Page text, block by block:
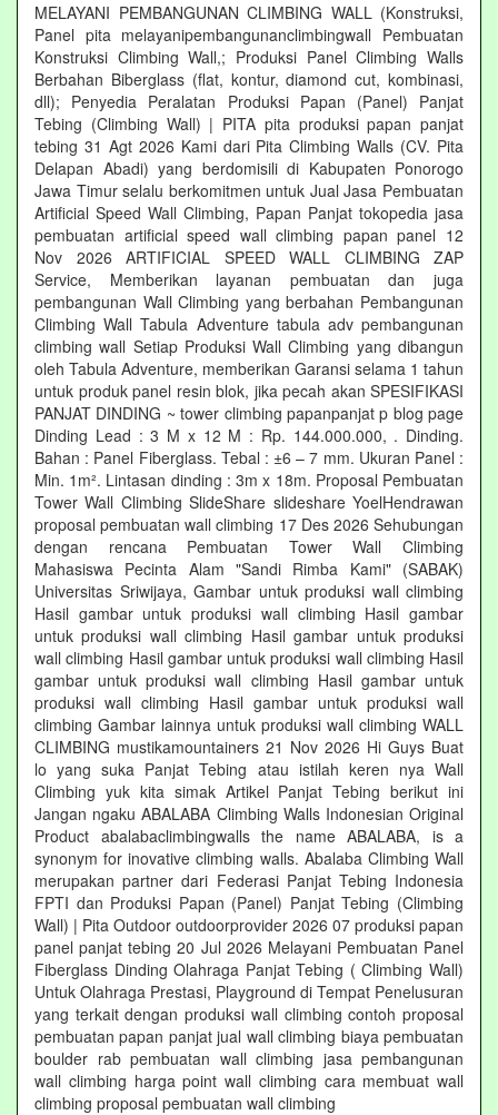
MELAYANI PEMBANGUNAN CLIMBING WALL (Konstruksi,
Panel pita melayanipembangunanclimbingwall Pembuatan
Konstruksi Climbing Wall,; Produksi Panel Climbing Walls
Berbahan Biberglass (flat, kontur, diamond cut, kombinasi,
dll); Penyedia Peralatan Produksi Papan (Panel) Panjat
Tebing (Climbing Wall) | PITA pita produksi papan panjat
tebing 31 Agt 2026 Kami dari Pita Climbing Walls (CV. Pita
Delapan Abadi) yang berdomisili di Kabupaten Ponorogo
Jawa Timur selalu berkomitmen untuk Jual Jasa Pembuatan
Artificial Speed Wall Climbing, Papan Panjat tokopedia jasa
pembuatan artificial speed wall climbing papan panel 12
Nov 2026 ARTIFICIAL SPEED WALL CLIMBING ZAP
Service, Memberikan layanan pembuatan dan juga
pembangunan Wall Climbing yang berbahan Pembangunan
Climbing Wall Tabula Adventure tabula adv pembangunan
climbing wall Setiap Produksi Wall Climbing yang dibangun
oleh Tabula Adventure, memberikan Garansi selama 1 tahun
untuk produk panel resin blok, jika pecah akan SPESIFIKASI
PANJAT DINDING ~ tower climbing papanpanjat p blog page
Dinding Lead : 3 M x 12 M : Rp. 144.000.000, . Dinding.
Bahan : Panel Fiberglass. Tebal : ±6 – 7 mm. Ukuran Panel :
Min. 1m². Lintasan dinding : 3m x 18m. Proposal Pembuatan
Tower Wall Climbing SlideShare slideshare YoelHendrawan
proposal pembuatan wall climbing 17 Des 2026 Sehubungan
dengan rencana Pembuatan Tower Wall Climbing
Mahasiswa Pecinta Alam "Sandi Rimba Kami" (SABAK)
Universitas Sriwijaya, Gambar untuk produksi wall climbing
Hasil gambar untuk produksi wall climbing Hasil gambar
untuk produksi wall climbing Hasil gambar untuk produksi
wall climbing Hasil gambar untuk produksi wall climbing Hasil
gambar untuk produksi wall climbing Hasil gambar untuk
produksi wall climbing Hasil gambar untuk produksi wall
climbing Gambar lainnya untuk produksi wall climbing WALL
CLIMBING mustikamountainers 21 Nov 2026 Hi Guys Buat
lo yang suka Panjat Tebing atau istilah keren nya Wall
Climbing yuk kita simak Artikel Panjat Tebing berikut ini
Jangan ngaku ABALABA Climbing Walls Indonesian Original
Product abalabaclimbingwalls the name ABALABA, is a
synonym for inovative climbing walls. Abalaba Climbing Wall
merupakan partner dari Federasi Panjat Tebing Indonesia
FPTI dan Produksi Papan (Panel) Panjat Tebing (Climbing
Wall) | Pita Outdoor outdoorprovider 2026 07 produksi papan
panel panjat tebing 20 Jul 2026 Melayani Pembuatan Panel
Fiberglass Dinding Olahraga Panjat Tebing ( Climbing Wall)
Untuk Olahraga Prestasi, Playground di Tempat Penelusuran
yang terkait dengan produksi wall climbing contoh proposal
pembuatan papan panjat jual wall climbing biaya pembuatan
boulder rab pembuatan wall climbing jasa pembangunan
wall climbing harga point wall climbing cara membuat wall
climbing proposal pembuatan wall climbing